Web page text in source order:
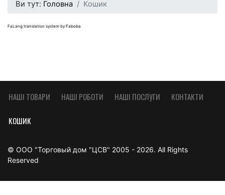
Ви тут: Головна Кошик
FaLang translation system by Faboba
НАШІ ТОВАРИ НАШІ РОБОТИ НАШІ ПОСЛУГИ КОНТАКТИ
КОШИК
© ООО "Торговый дом "ЦСВ" 2005 - 2026. All Rights
Reserved